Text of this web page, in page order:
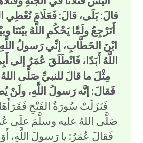
قالَ: بَلَى، قالَ: فَعَلَامَ نُعْطِي
أَنَرْجِعُ ولَمَّا يَحْكُمِ اللَّهُ بيْنَنَا
ابْنَ الخَطَّابِ، إنِّي رَسولُ
اللَّهُ أَبَدًا، فَانْطَلَقَ عُمَرُ إلى
مِثْلَ ما قالَ للنبيِّ صَلَّى
فَقالَ: إنَّه رَسولُ اللَّهِ، ولَنْ
فَنَزَلَتْ سُورَةُ الفَتْحِ
صَلَّى اللهُ عليه وسلَّمَ علَى
فَقالَ عُمَرُ: يا رَسولَ اللَّهِ،